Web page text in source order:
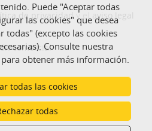
de privacidad y el aviso legal
comercial
Puede "Aceptar todas
las cookies" que desea
todas" (excepto las cookies
Consulte nuestra
para obtener más información.
todas las cookies
todas